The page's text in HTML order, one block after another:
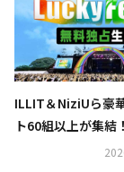
ILLIT＆NiziUら豪
ト60組以上が集結
ェス「